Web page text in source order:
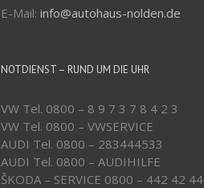
E-Mail: info@autohaus-nolden.de
NOTDIENST – RUND UM DIE UHR
VW Tel. 0800 – 8 9 7 3 7 8 4 2 3
VW Tel. 0800 – VWSERVICE
AUDI Tel. 0800 – 283444533
AUDI Tel. 0800 – AUDIHILFE
ŠKODA – SERVICE 0800 – 442 42 44